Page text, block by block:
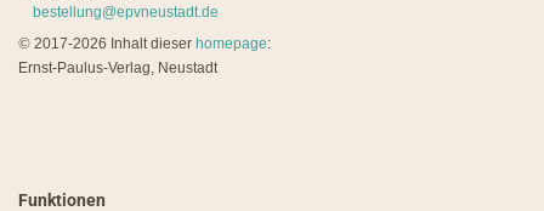
bestellung@epvneustadt.de
© 2017-2026 Inhalt dieser homepage:
Ernst-Paulus-Verlag, Neustadt
Funktionen